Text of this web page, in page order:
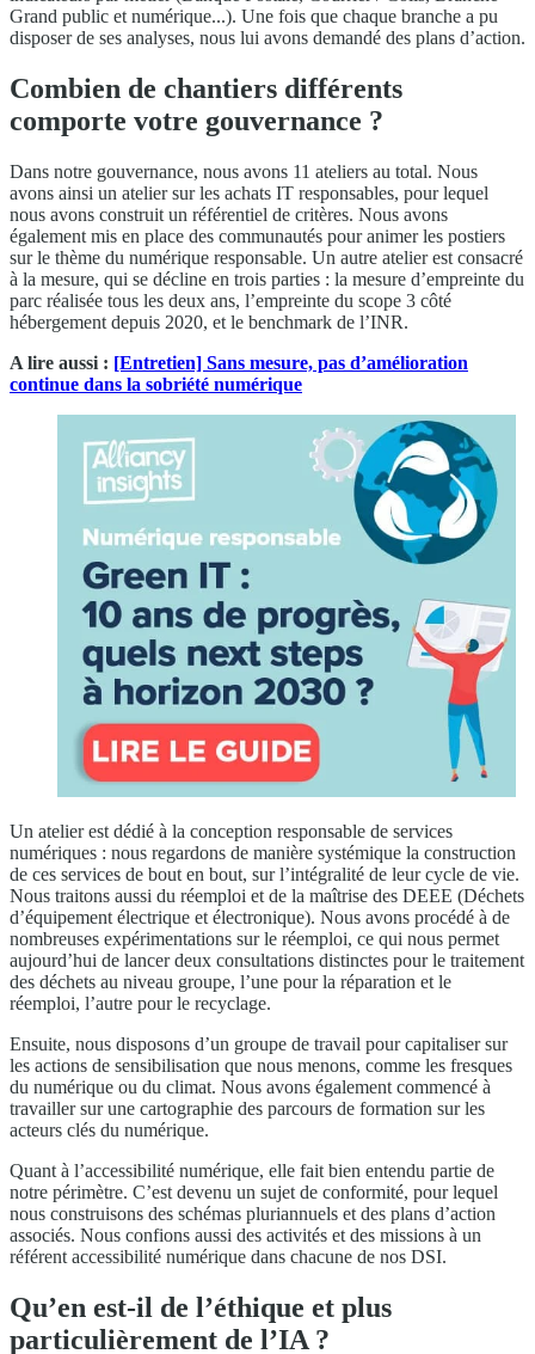
Grand public et numérique...). Une fois que chaque branche a pu
disposer de ses analyses, nous lui avons demandé des plans d’action.
Combien de chantiers différents
comporte votre gouvernance ?
Dans notre gouvernance, nous avons 11 ateliers au total. Nous
avons ainsi un atelier sur les achats IT responsables, pour lequel
nous avons construit un référentiel de critères. Nous avons
également mis en place des communautés pour animer les postiers
sur le thème du numérique responsable. Un autre atelier est consacré
à la mesure, qui se décline en trois parties : la mesure d’empreinte du
parc réalisée tous les deux ans, l’empreinte du scope 3 côté
hébergement depuis 2020, et le benchmark de l’INR.
A lire aussi : [Entretien] Sans mesure, pas d’amélioration
continue dans la sobriété numérique
Un atelier est dédié à la conception responsable de services
numériques : nous regardons de manière systémique la construction
de ces services de bout en bout, sur l’intégralité de leur cycle de vie.
Nous traitons aussi du réemploi et de la maîtrise des DEEE (Déchets
d’équipement électrique et électronique). Nous avons procédé à de
nombreuses expérimentations sur le réemploi, ce qui nous permet
aujourd’hui de lancer deux consultations distinctes pour le traitement
des déchets au niveau groupe, l’une pour la réparation et le
réemploi, l’autre pour le recyclage.
Ensuite, nous disposons d’un groupe de travail pour capitaliser sur
les actions de sensibilisation que nous menons, comme les fresques
du numérique ou du climat. Nous avons également commencé à
travailler sur une cartographie des parcours de formation sur les
acteurs clés du numérique.
Quant à l’accessibilité numérique, elle fait bien entendu partie de
notre périmètre. C’est devenu un sujet de conformité, pour lequel
nous construisons des schémas pluriannuels et des plans d’action
associés. Nous confions aussi des activités et des missions à un
référent accessibilité numérique dans chacune de nos DSI.
Qu’en est-il de l’éthique et plus
particulièrement de l’IA ?